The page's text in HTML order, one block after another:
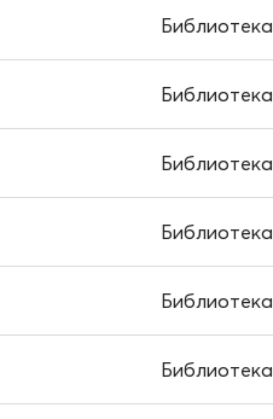
Библиотека
Библиотека
Библиотека
Библиотека
Библиотека
Библиотека